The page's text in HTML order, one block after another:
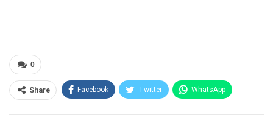
0
Share Facebook Twitter WhatsApp